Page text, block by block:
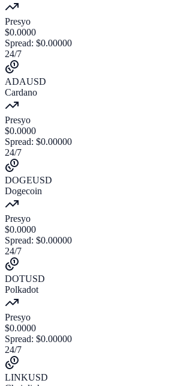
Presyo
$0.0000
Spread: $0.00000
24/7
ADAUSD
Cardano
Presyo
$0.0000
Spread: $0.00000
24/7
DOGEUSD
Dogecoin
Presyo
$0.0000
Spread: $0.00000
24/7
DOTUSD
Polkadot
Presyo
$0.0000
Spread: $0.00000
24/7
LINKUSD